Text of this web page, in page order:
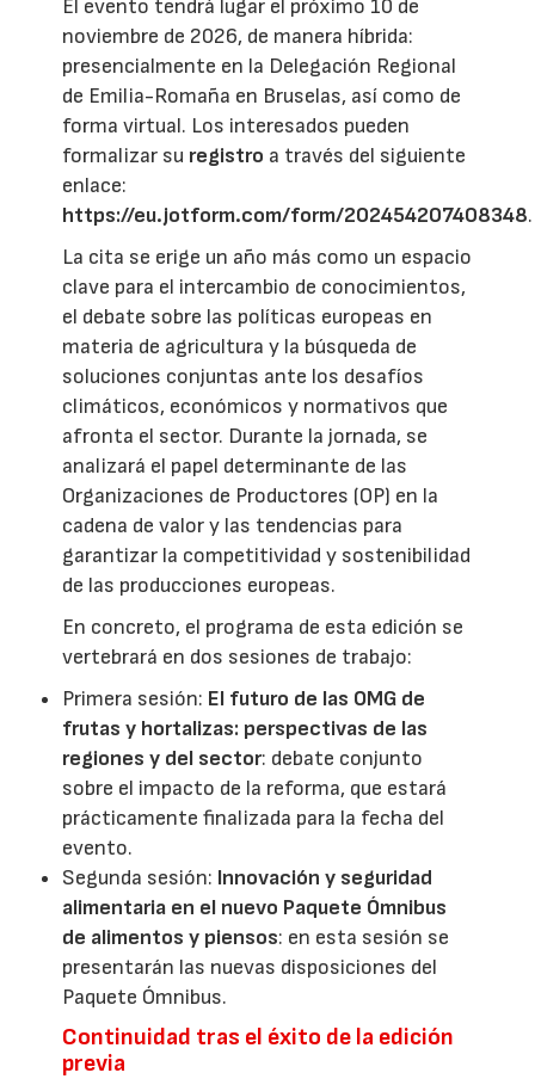
El evento tendrá lugar el próximo 10 de
noviembre de 2026, de manera híbrida:
presencialmente en la Delegación Regional
de Emilia-Romaña en Bruselas, así como de
forma virtual. Los interesados pueden
formalizar su registro a través del siguiente
enlace:
https://eu.jotform.com/form/202454207408348.
La cita se erige un año más como un espacio
clave para el intercambio de conocimientos,
el debate sobre las políticas europeas en
materia de agricultura y la búsqueda de
soluciones conjuntas ante los desafíos
climáticos, económicos y normativos que
afronta el sector. Durante la jornada, se
analizará el papel determinante de las
Organizaciones de Productores (OP) en la
cadena de valor y las tendencias para
garantizar la competitividad y sostenibilidad
de las producciones europeas.
En concreto, el programa de esta edición se
vertebrará en dos sesiones de trabajo:
Primera sesión: El futuro de las OMG de
frutas y hortalizas: perspectivas de las
regiones y del sector: debate conjunto
sobre el impacto de la reforma, que estará
prácticamente finalizada para la fecha del
evento.
Segunda sesión: Innovación y seguridad
alimentaria en el nuevo Paquete Ómnibus
de alimentos y piensos: en esta sesión se
presentarán las nuevas disposiciones del
Paquete Ómnibus.
Continuidad tras el éxito de la edición
previa